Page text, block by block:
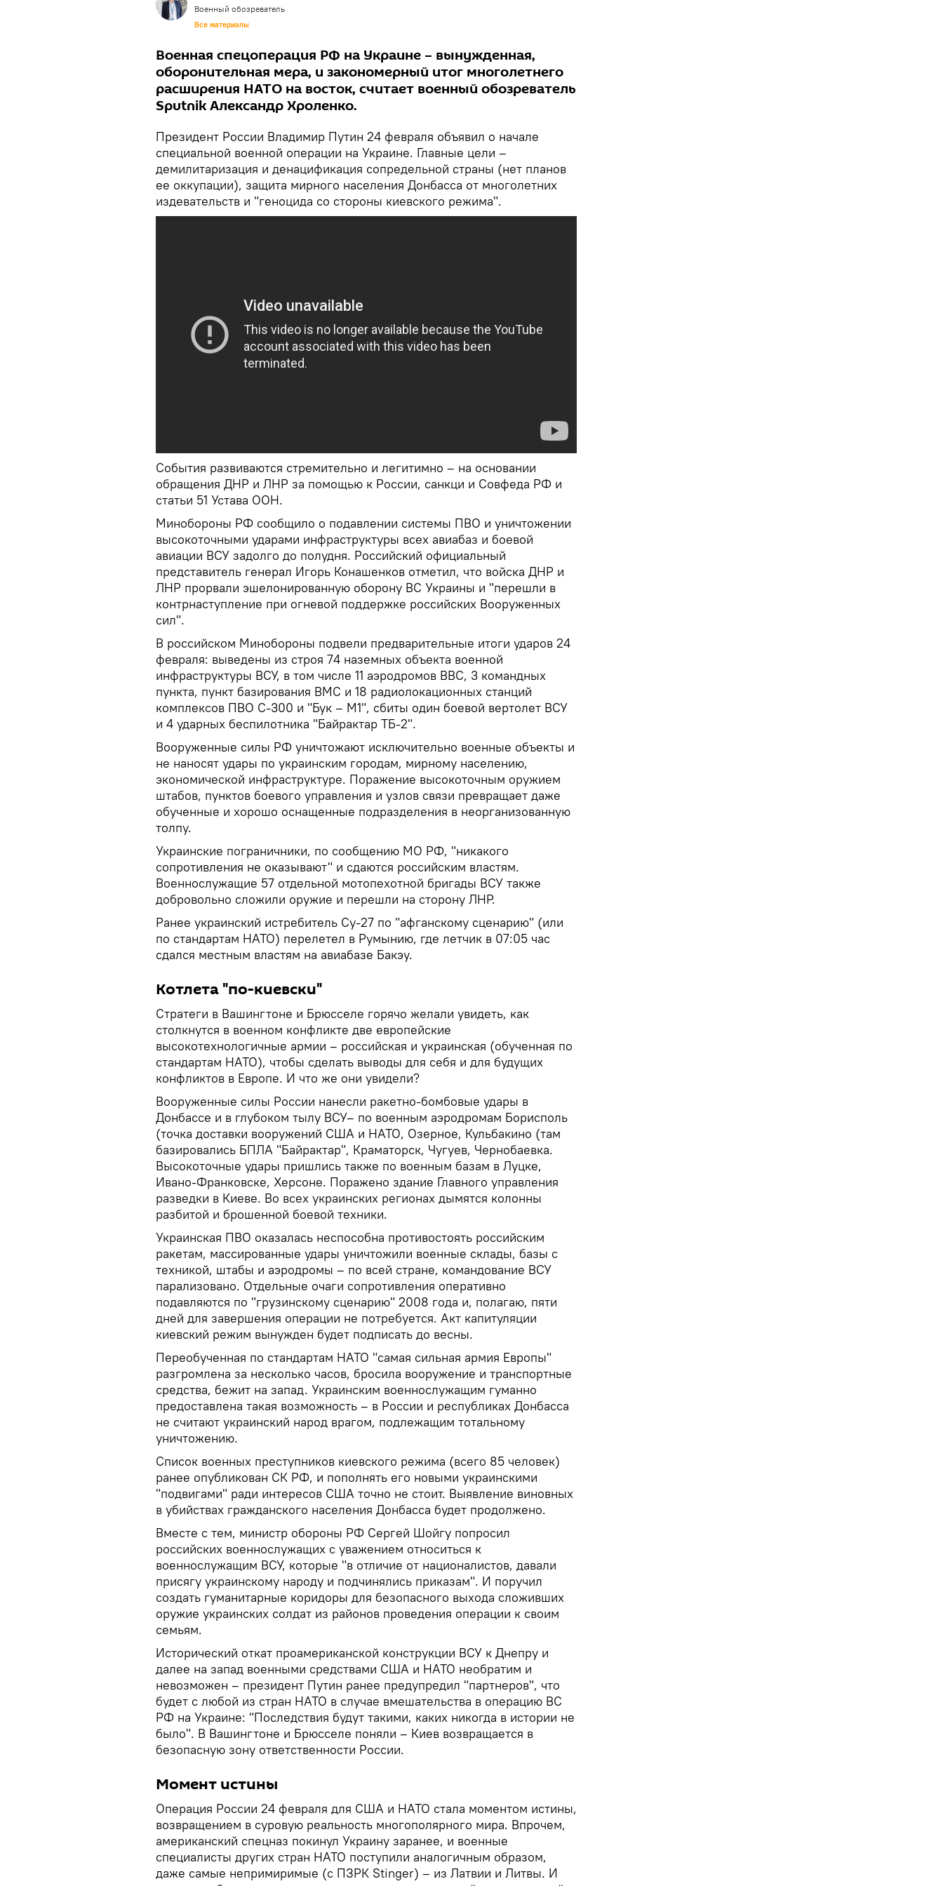
Военный обозреватель
Все материалы
Военная спецоперация РФ на Украине – вынужденная,
оборонительная мера, и закономерный итог многолетнего
расширения НАТО на восток, считает военный обозреватель
Sputnik Александр Хроленко.
Президент России Владимир Путин 24 февраля объявил о начале
специальной военной операции на Украине. Главные цели –
демилитаризация и денацификация сопредельной страны (нет планов
ее оккупации), защита мирного населения Донбасса от многолетних
издевательств и "геноцида со стороны киевского режима".
События развиваются стремительно и легитимно – на основании
обращения ДНР и ЛНР за помощью к России, санкци и Совфеда РФ и
статьи 51 Устава ООН.
Минобороны РФ сообщило о подавлении системы ПВО и уничтожении
высокоточными ударами инфраструктуры всех авиабаз и боевой
авиации ВСУ задолго до полудня. Российский официальный
представитель генерал Игорь Конашенков отметил, что войска ДНР и
ЛНР прорвали эшелонированную оборону ВС Украины и "перешли в
контрнаступление при огневой поддержке российских Вооруженных
сил".
В российском Минобороны подвели предварительные итоги ударов 24
февраля: выведены из строя 74 наземных объекта военной
инфраструктуры ВСУ, в том числе 11 аэродромов ВВС, 3 командных
пункта, пункт базирования ВМС и 18 радиолокационных станций
комплексов ПВО С-300 и "Бук – М1", сбиты один боевой вертолет ВСУ
и 4 ударных беспилотника "Байрактар ТБ-2".
Вооруженные силы РФ уничтожают исключительно военные объекты и
не наносят удары по украинским городам, мирному населению,
экономической инфраструктуре. Поражение высокоточным оружием
штабов, пунктов боевого управления и узлов связи превращает даже
обученные и хорошо оснащенные подразделения в неорганизованную
толпу.
Украинские пограничники, по сообщению МО РФ, "никакого
сопротивления не оказывают" и сдаются российским властям.
Военнослужащие 57 отдельной мотопехотной бригады ВСУ также
добровольно сложили оружие и перешли на сторону ЛНР.
Ранее украинский истребитель Су-27 по "афганскому сценарию" (или
по стандартам НАТО) перелетел в Румынию, где летчик в 07:05 час
сдался местным властям на авиабазе Бакэу.
Котлета "по-киевски"
Стратеги в Вашингтоне и Брюсселе горячо желали увидеть, как
столкнутся в военном конфликте две европейские
высокотехнологичные армии – российская и украинская (обученная по
стандартам НАТО), чтобы сделать выводы для себя и для будущих
конфликтов в Европе. И что же они увидели?
Вооруженные силы России нанесли ракетно-бомбовые удары в
Донбассе и в глубоком тылу ВСУ– по военным аэродромам Борисполь
(точка доставки вооружений США и НАТО, Озерное, Кульбакино (там
базировались БПЛА "Байрактар", Краматорск, Чугуев, Чернобаевка.
Высокоточные удары пришлись также по военным базам в Луцке,
Ивано-Франковске, Херсоне. Поражено здание Главного управления
разведки в Киеве. Во всех украинских регионах дымятся колонны
разбитой и брошенной боевой техники.
Украинская ПВО оказалась неспособна противостоять российским
ракетам, массированные удары уничтожили военные склады, базы с
техникой, штабы и аэродромы – по всей стране, командование ВСУ
парализовано. Отдельные очаги сопротивления оперативно
подавляются по "грузинскому сценарию" 2008 года и, полагаю, пяти
дней для завершения операции не потребуется. Акт капитуляции
киевский режим вынужден будет подписать до весны.
Переобученная по стандартам НАТО "самая сильная армия Европы"
разгромлена за несколько часов, бросила вооружение и транспортные
средства, бежит на запад. Украинским военнослужащим гуманно
предоставлена такая возможность – в России и республиках Донбасса
не считают украинский народ врагом, подлежащим тотальному
уничтожению.
Список военных преступников киевского режима (всего 85 человек)
ранее опубликован СК РФ, и пополнять его новыми украинскими
"подвигами" ради интересов США точно не стоит. Выявление виновных
в убийствах гражданского населения Донбасса будет продолжено.
Вместе с тем, министр обороны РФ Сергей Шойгу попросил
российских военнослужащих с уважением относиться к
военнослужащим ВСУ, которые "в отличие от националистов, давали
присягу украинскому народу и подчинялись приказам". И поручил
создать гуманитарные коридоры для безопасного выхода сложивших
оружие украинских солдат из районов проведения операции к своим
семьям.
Исторический откат проамериканской конструкции ВСУ к Днепру и
далее на запад военными средствами США и НАТО необратим и
невозможен – президент Путин ранее предупредил "партнеров", что
будет с любой из стран НАТО в случае вмешательства в операцию ВС
РФ на Украине: "Последствия будут такими, каких никогда в истории не
было". В Вашингтоне и Брюсселе поняли – Киев возвращается в
безопасную зону ответственности России.
Момент истины
Операция России 24 февраля для США и НАТО стала моментом истины,
возвращением в суровую реальность многополярного мира. Впрочем,
американский спецназ покинул Украину заранее, и военные
специалисты других стран НАТО поступили аналогичным образом,
даже самые непримиримые (с ПЗРК Stinger) – из Латвии и Литвы. И